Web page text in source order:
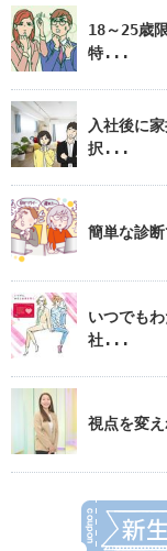
18～25歳
特...
入社後に
択...
簡単な診
いつでも
社...
視点を変